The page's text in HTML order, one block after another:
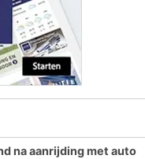
na aanrijding met auto